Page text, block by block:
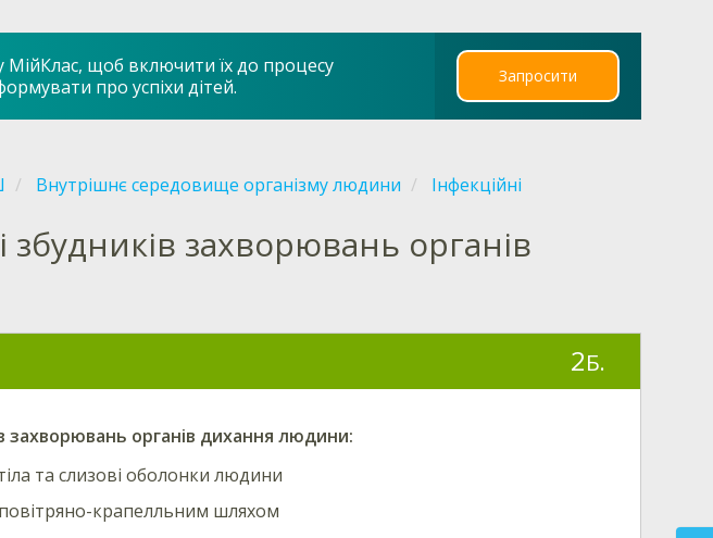
МійКлас, щоб включити їх до процесу
про успіхи дітей.
Запросити
Внутрішнє середовище організму людини
Інфекційні
захворювань органів
2Б.
захворювань органів дихання людини:
та слизові оболонки людини
крапелльним шляхом